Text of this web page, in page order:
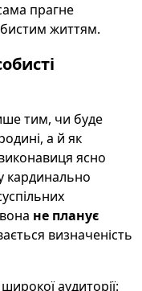
прагне
життям.
тим, чи буде
а й як
ясно
кардинально
не планує
визначеність
аудиторії: